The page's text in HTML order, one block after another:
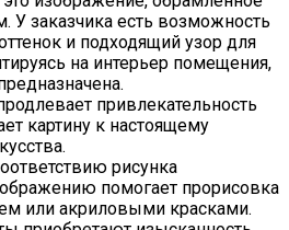
У заказчика есть возможность
и подходящий узор для
на интерьер помещения,
привлекательность
картину к настоящему
рисунка
помогает прорисовка
или акриловыми красками.